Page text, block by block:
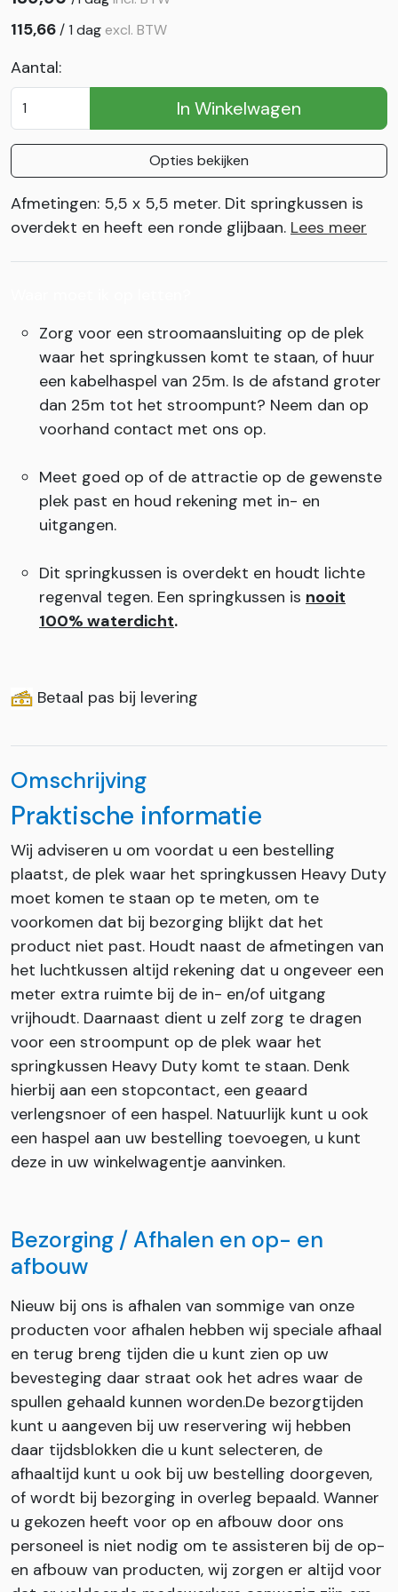
115,66/1 dag excl. BTW
Aantal:
In Winkelwagen
Opties bekijken
Afmetingen: 5,5 x 5,5 meter. Dit springkussen is
overdekt en heeft een ronde glijbaan. Lees meer
Zorg voor een stroomaansluiting op de plek
waar het springkussen komt te staan, of huur
een kabelhaspel van 25m. Is de afstand groter
dan 25m tot het stroompunt? Neem dan op
voorhand contact met ons op.
Meet goed op of de attractie op de gewenste
plek past en houd rekening met in- en
uitgangen.
Dit springkussen is overdekt en houdt lichte
regenval tegen. Een springkussen is nooit
100% waterdicht.
Betaal pas bij levering
Omschrijving
Praktische informatie
Wij adviseren u om voordat u een bestelling
plaatst, de plek waar het springkussen Heavy Duty
moet komen te staan op te meten, om te
voorkomen dat bij bezorging blijkt dat het
product niet past. Houdt naast de afmetingen van
het luchtkussen altijd rekening dat u ongeveer een
meter extra ruimte bij de in- en/of uitgang
vrijhoudt. Daarnaast dient u zelf zorg te dragen
voor een stroompunt op de plek waar het
springkussen Heavy Duty komt te staan. Denk
hierbij aan een stopcontact, een geaard
verlengsnoer of een haspel. Natuurlijk kunt u ook
een haspel aan uw bestelling toevoegen, u kunt
deze in uw winkelwagentje aanvinken.
Bezorging / Afhalen en op- en
afbouw
Nieuw bij ons is afhalen van sommige van onze
producten voor afhalen hebben wij speciale afhaal
en terug breng tijden die u kunt zien op uw
bevesteging daar straat ook het adres waar de
spullen gehaald kunnen worden.De bezorgtijden
kunt u aangeven bij uw reservering wij hebben
daar tijdsblokken die u kunt selecteren, de
afhaaltijd kunt u ook bij uw bestelling doorgeven,
of wordt bij bezorging in overleg bepaald. Wanner
u gekozen heeft voor op en afbouw door ons
personeel is niet nodig om te assisteren bij de op-
en afbouw van producten, wij zorgen er altijd voor